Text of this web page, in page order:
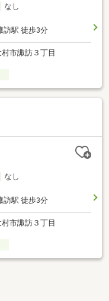
なし
訪駅 徒歩3分
市諏訪３丁目
なし
訪駅 徒歩3分
市諏訪３丁目